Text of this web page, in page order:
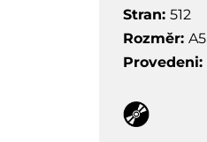
Stran: 512
Rozměr: A5
Provedeni: